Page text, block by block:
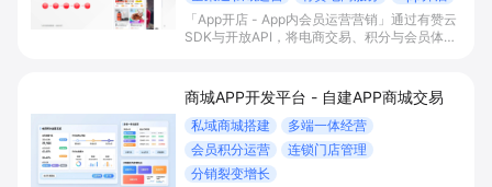
「App开店 - App内会员运营营销」通过有赞云
SDK与开放API，将电商交易、积分与会员体系
提升变现效率与私域复购率。
商城APP开发平台 - 自建APP商城交易
私域商城搭建
多端一体经营
会员积分运营
连锁门店管理
分销裂变增长